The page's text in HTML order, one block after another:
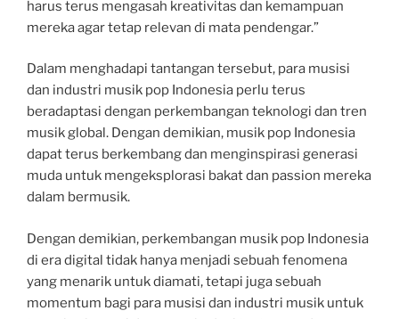
harus terus mengasah kreativitas dan kemampuan
mereka agar tetap relevan di mata pendengar.”
Dalam menghadapi tantangan tersebut, para musisi
dan industri musik pop Indonesia perlu terus
beradaptasi dengan perkembangan teknologi dan tren
musik global. Dengan demikian, musik pop Indonesia
dapat terus berkembang dan menginspirasi generasi
muda untuk mengeksplorasi bakat dan passion mereka
dalam bermusik.
Dengan demikian, perkembangan musik pop Indonesia
di era digital tidak hanya menjadi sebuah fenomena
yang menarik untuk diamati, tetapi juga sebuah
momentum bagi para musisi dan industri musik untuk